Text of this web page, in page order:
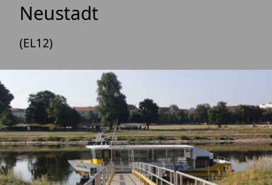
Neustadt
(EL12)